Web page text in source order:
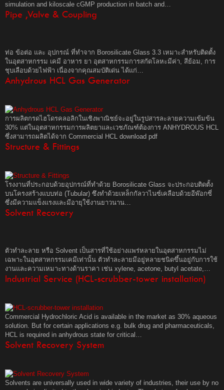
simulation and kiloscale cGMP production in batch and…
Pipe ,Valve & Coupling
ท่อ ข้อต่อ และ อุปกรณ์ ที่ทำจาก Borosilicate Glass 3.3 เหมาะสำหรับติดตั้ง
ในอุตสาหกรรม เคมี อาหาร ยา อุตสาหกรรมการสกัดโลหะมีค่า, สีย้อม, การ
ชุบเลือบด้วยไฟฟ้า เนื่องจากคุณสมบัติเด่น ได้แก่…
Anhydrous HCL Gas Generator
การผลิตกรดไฮโดรคลอลิกในเชิงพาณิชย์จะอยู่ในรูปสารละลายความเข้มข้น
30% แต่ในอุตสาหกรรมการผลิตยาและเวชภัณฑ์ต้องการ ANHYDROUS HCL
ซึ่งสามารถผลิตได้จาก Commercial HCL download pdf
Structure & Fittings
โรงงานที่ประกอบด้วยอุปกรณ์ที่ทำด้วย Borosilicate Glass จะประกอบติดตั้ง
บนโครงสร้างแบบท่อ (Tubular) ซึงทำด้วยเหล็กกัลวาไนซ์เคลือบด้วยอีพ๊อกซี่
ซึ่งมีความแข็งแรงและมีอายุใช้งานยาวนาน…
Solvent Recovery
ตัวทำละลาย หรือ Solvent เป็นสารที่ใช้อย่างแพร่หลายในอุตสาหกรรมไม่
เฉพาะในอุตสาหกรรมเคมีเท่านั้น ตัวทำละลายมีอยู่หลายชนิดขึ้นอยู่กับการใช้
งานและความเหมาะทางด้านราคา เช่น xylene, acetone, butyl acetate,…
Industrial Service (HCL-scrubber-tower installation)
Commercial Hydrochloric Acid is available in the market as 30% aqueous
solution. But for certain applications e.g. bulk drug and pharmaceuticals,
HCL is required in anhydrous state for critical…
Solvent Recovery System
Solvents are universally used in wide variety of industries, their use by no